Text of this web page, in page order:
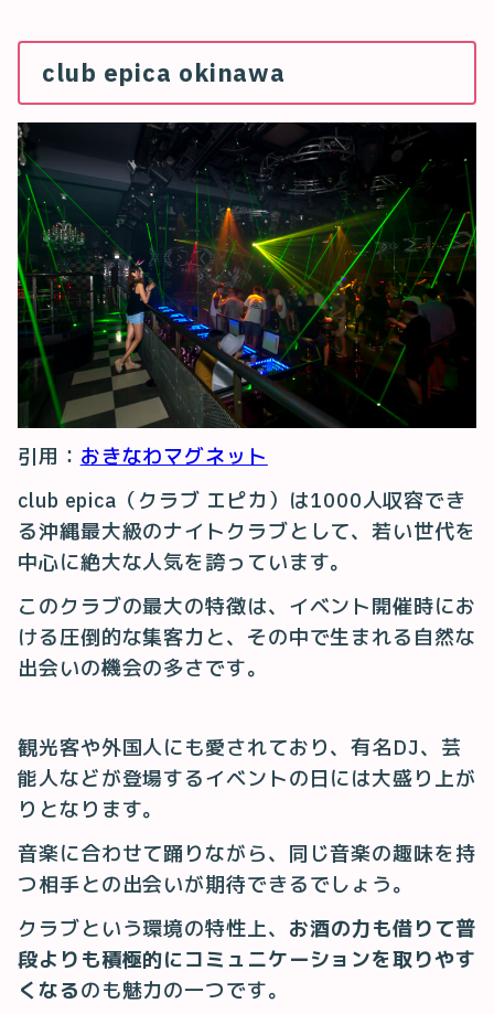
club epica okinawa
引用： おきなわマグネット
club epica（クラブ エピカ）は1000人収容でき
る沖縄最大級のナイトクラブとして、若い世代を
中心に絶大な人気を誇っています。
このクラブの最大の特徴は、イベント開催時にお
ける圧倒的な集客力と、その中で生まれる自然な
出会いの機会の多さです。
観光客や外国人にも愛されており、有名DJ、芸
能人などが登場するイベントの日には大盛り上が
りとなります。
音楽に合わせて踊りながら、同じ音楽の趣味を持
つ相手との出会いが期待できるでしょう。
クラブという環境の特性上、 お酒の力も借りて普
段よりも積極的にコミュニケーションを取りやす
くなるのも魅力の一つです。